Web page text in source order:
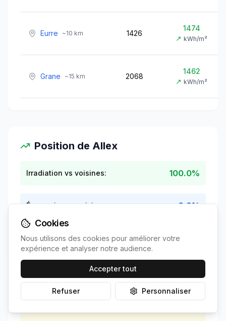
Eurre ~10 km 1426
1474
↗ kWh/m²
Grane ~15 km 2068
1462
↗ kWh/m²
Position de Allex
Irradiation vs voisines: 100.0%
Économies vs voisines: 0.8%
ROI vs voisines: 0.1 ans
Contexte national
Cookies
Nous utilisons des cookies pour améliorer votre
expérience et analyser notre audience.
Accepter tout
Refuser Personnaliser